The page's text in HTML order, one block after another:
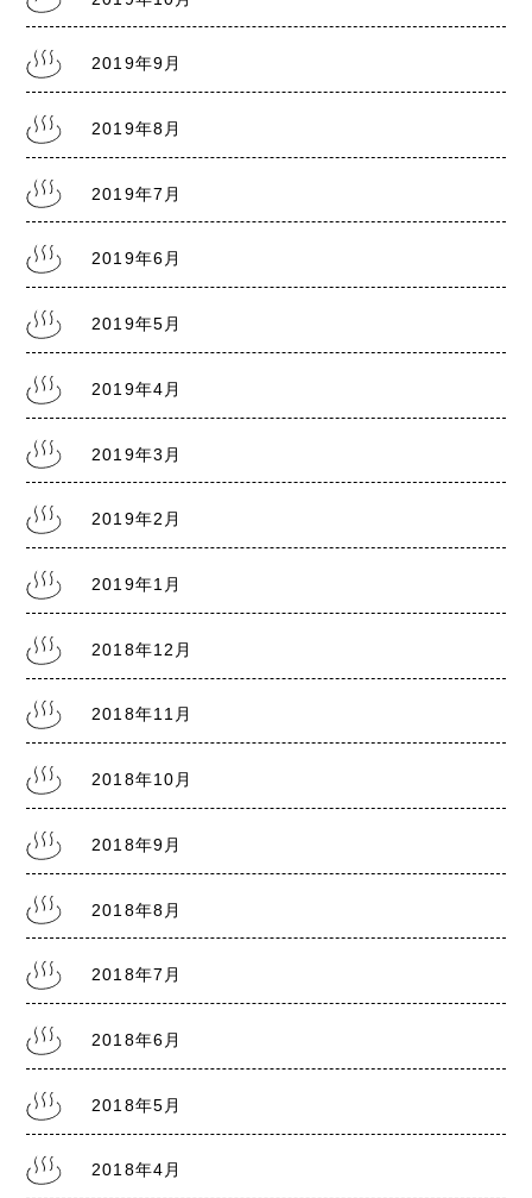
2019年9月
2019年8月
2019年7月
2019年6月
2019年5月
2019年4月
2019年3月
2019年2月
2019年1月
2018年12月
2018年11月
2018年10月
2018年9月
2018年8月
2018年7月
2018年6月
2018年5月
2018年4月